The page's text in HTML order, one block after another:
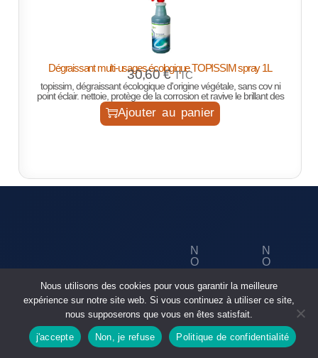
Dégraissant multi-usages écologique TOPISSIM spray 1L
30,60€ TTC
topissim, dégraissant écologique d'origine végétale, sans cov ni
point éclair. nettoie, protège de la corrosion et ravive le brillant des
Ajouter au panier
Boutique rechercher
O
S
O
D
E
N
TI
É
S
A
N
O
S
C
O
N
TA
C
N
O
R
É
S
A
U
Nous utilisons des cookies pour vous garantir la meilleure
expérience sur notre site web. Si vous continuez à utiliser ce site,
nous supposerons que vous en êtes satisfait.
j'accepte Non, je refuse Politique de confidentialité